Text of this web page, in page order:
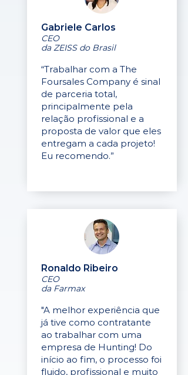
Gabriele Carlos
CEO
da ZEISS do Brasil
“Trabalhar com a The
Foursales Company é sinal
de parceria total,
principalmente pela
relação profissional e a
proposta de valor que eles
entregam a cada projeto!
Eu recomendo.”
Ronaldo Ribeiro
CEO
da Farmax
"A melhor experiência que
já tive como contratante
ao trabalhar com uma
empresa de Hunting! Do
início ao fim, o processo foi
fluido, profissional e muito